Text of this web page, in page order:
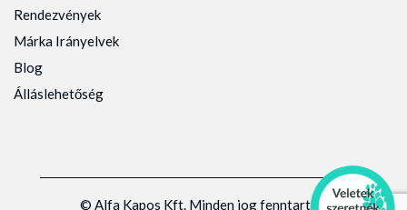
Rendezvények
Márka Irányelvek
Blog
Álláslehetőség
© Alfa Kapos Kft. Minden jog fenntartva.